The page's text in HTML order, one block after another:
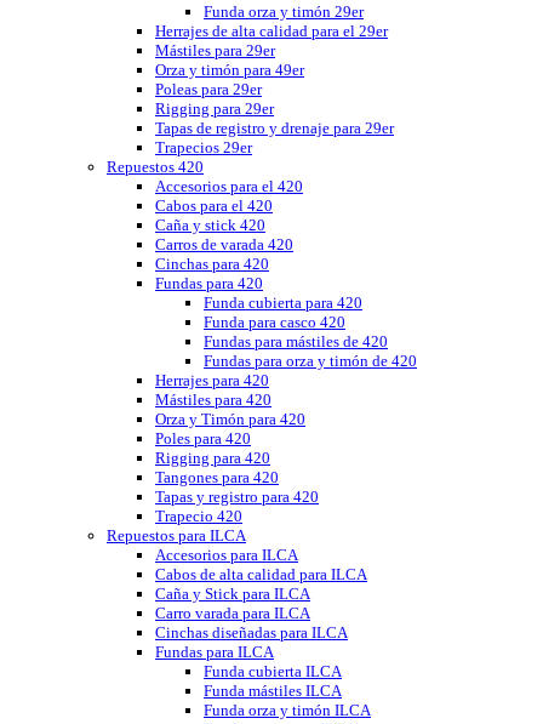
Funda orza y timón 29er
Herrajes de alta calidad para el 29er
Mástiles para 29er
Orza y timón para 49er
Poleas para 29er
Rigging para 29er
Tapas de registro y drenaje para 29er
Trapecios 29er
Repuestos 420
Accesorios para el 420
Cabos para el 420
Caña y stick 420
Carros de varada 420
Cinchas para 420
Fundas para 420
Funda cubierta para 420
Funda para casco 420
Fundas para mástiles de 420
Fundas para orza y timón de 420
Herrajes para 420
Mástiles para 420
Orza y Timón para 420
Poles para 420
Rigging para 420
Tangones para 420
Tapas y registro para 420
Trapecio 420
Repuestos para ILCA
Accesorios para ILCA
Cabos de alta calidad para ILCA
Caña y Stick para ILCA
Carro varada para ILCA
Cinchas diseñadas para ILCA
Fundas para ILCA
Funda cubierta ILCA
Funda mástiles ILCA
Funda orza y timón ILCA